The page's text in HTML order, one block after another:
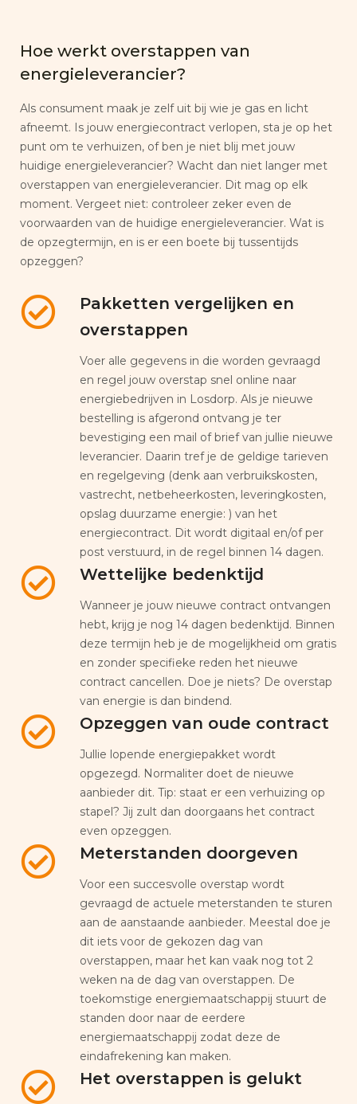
Hoe werkt overstappen van
energieleverancier?
Als consument maak je zelf uit bij wie je gas en licht
afneemt. Is jouw energiecontract verlopen, sta je op het
punt om te verhuizen, of ben je niet blij met jouw
huidige energieleverancier? Wacht dan niet langer met
overstappen van energieleverancier. Dit mag op elk
moment. Vergeet niet: controleer zeker even de
voorwaarden van de huidige energieleverancier. Wat is
de opzegtermijn, en is er een boete bij tussentijds
opzeggen?
Pakketten vergelijken en
overstappen
Voer alle gegevens in die worden gevraagd
en regel jouw overstap snel online naar
energiebedrijven in Losdorp. Als je nieuwe
bestelling is afgerond ontvang je ter
bevestiging een mail of brief van jullie nieuwe
leverancier. Daarin tref je de geldige tarieven
en regelgeving (denk aan verbruikskosten,
vastrecht, netbeheerkosten, leveringkosten,
opslag duurzame energie: ) van het
energiecontract. Dit wordt digitaal en/of per
post verstuurd, in de regel binnen 14 dagen.
Wettelijke bedenktijd
Wanneer je jouw nieuwe contract ontvangen
hebt, krijg je nog 14 dagen bedenktijd. Binnen
deze termijn heb je de mogelijkheid om gratis
en zonder specifieke reden het nieuwe
contract cancellen. Doe je niets? De overstap
van energie is dan bindend.
Opzeggen van oude contract
Jullie lopende energiepakket wordt
opgezegd. Normaliter doet de nieuwe
aanbieder dit. Tip: staat er een verhuizing op
stapel? Jij zult dan doorgaans het contract
even opzeggen.
Meterstanden doorgeven
Voor een succesvolle overstap wordt
gevraagd de actuele meterstanden te sturen
aan de aanstaande aanbieder. Meestal doe je
dit iets voor de gekozen dag van
overstappen, maar het kan vaak nog tot 2
weken na de dag van overstappen. De
toekomstige energiemaatschappij stuurt de
standen door naar de eerdere
energiemaatschappij zodat deze de
eindafrekening kan maken.
Het overstappen is gelukt